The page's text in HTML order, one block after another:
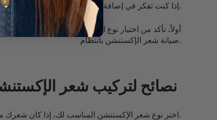
إذا كنت تفكر في إضافة شعر الإكستنشن إلى شعرك الكيرلي، فهناك بعض الأشياء التي يجب وضعها في الاعتبار.
أولاً، تأكد من اختيار نوع الشعر والإكستنشن
صيانة شعر الإكستنشن بانتظام.
اختر نوع شعر الإكستنشن المناسب لك، إذا كان شعرك مجعدًا جدًا، فقد ترغب في اختيار شعر مجعد أيضًا، سيساعد ذلك في ضمان انسجام شعرك الطبيعي وشعر الإكستنشن.